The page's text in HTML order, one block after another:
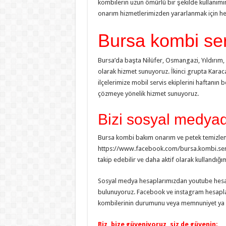
kombilerin uzun ömürlü bir şekilde
onarım hizmetlerimizden yararlanmak için
Bursa kombi
Bursa’da başta Nilüfer, Osmangazi,
olarak hizmet sunuyoruz. İkinci grupta
ilçelerimize mobil servis ekiplerini haftanın
çözmeye yönelik hizmet sunuyoruz.
Bizi sosyal
Bursa kombi bakım onarım ve petek
https://www.facebook.com/
takip edebilir ve daha aktif olarak
Sosyal medya hesaplarımızdan youtube
bulunuyoruz. Facebook ve instagram
kombilerinin durumunu veya memnuniyet
Biz, bize güveniyoruz, siz de güvenin;